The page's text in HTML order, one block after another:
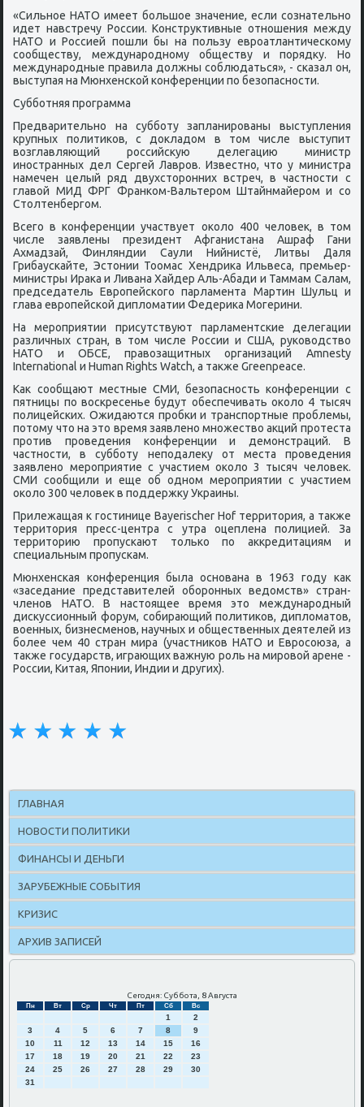
«Сильное НАТО имеет большое значение, если сознательно
идет навстречу России. Конструктивные отношения между
НАТО и Россией пошли бы на пользу евроатлантическому
сообществу, международному обществу и порядку. Но
международные правила должны соблюдаться», - сказал он,
выступая на Мюнхенской конференции по безопасности.
Субботняя программа
Предварительно на субботу запланированы выступления
крупных политиков, с докладом в том числе выступит
возглавляющий российскую делегацию министр
иностранных дел Сергей Лавров. Известно, что у министра
намечен целый ряд двухсторонних встреч, в частности с
главой МИД ФРГ Франком-Вальтером Штайнмайером и со
Столтенбергом.
Всего в конференции участвует около 400 человек, в том
числе заявлены президент Афганистана Ашраф Гани
Ахмадзай, Финляндии Саули Нийнистё, Литвы Даля
Грибаускайте, Эстонии Тоомас Хендрика Ильвеса, премьер-
министры Ирака и Ливана Хайдер Аль-Абади и Таммам Салам,
председатель Европейского парламента Мартин Шульц и
глава европейской дипломатии Федерика Могерини.
На мероприятии присутствуют парламентские делегации
различных стран, в том числе России и США, руководство
НАТО и ОБСЕ, правозащитных организаций Amnesty
International и Human Rights Watch, а также Greenpeace.
Как сообщают местные СМИ, безопасность конференции с
пятницы по воскресенье будут обеспечивать около 4 тысяч
полицейских. Ожидаются пробки и транспортные проблемы,
потому что на это время заявлено множество акций протеста
против проведения конференции и демонстраций. В
частности, в субботу неподалеку от места проведения
заявлено мероприятие с участием около 3 тысяч человек.
СМИ сообщили и еще об одном мероприятии с участием
около 300 человек в поддержку Украины.
Прилежащая к гостинице Bayerischer Hof территория, а также
территория пресс-центра с утра оцеплена полицией. За
территорию пропускают только по аккредитациям и
специальным пропускам.
Мюнхенская конференция была основана в 1963 году как
«заседание представителей оборонных ведомств» стран-
членов НАТО. В настоящее время это международный
дискуссионный форум, собирающий политиков, дипломатов,
военных, бизнесменов, научных и общественных деятелей из
более чем 40 стран мира (участников НАТО и Евросоюза, а
также государств, играющих важную роль на мировой арене -
России, Китая, Японии, Индии и других).
ГЛАВНАЯ
НОВОСТИ ПОЛИТИКИ
ФИНАНСЫ И ДЕНЬГИ
ЗАРУБЕЖНЫЕ СОБЫТИЯ
КРИЗИС
АРХИВ ЗАПИСЕЙ
Сегодня: Суббота, 8 Августа
Пн Вт Ср Чт Пт Сб Вс
1
2
3
4 5 6 7 8
9
10
11 12 13 14 15
16
17
18 19 20 21 22
23
24
25 26 27 28 29
30
31